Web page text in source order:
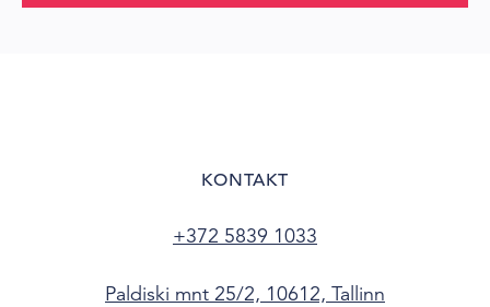
KONTAKT
+372 5839 1033
Paldiski mnt 25/2, 10612, Tallinn